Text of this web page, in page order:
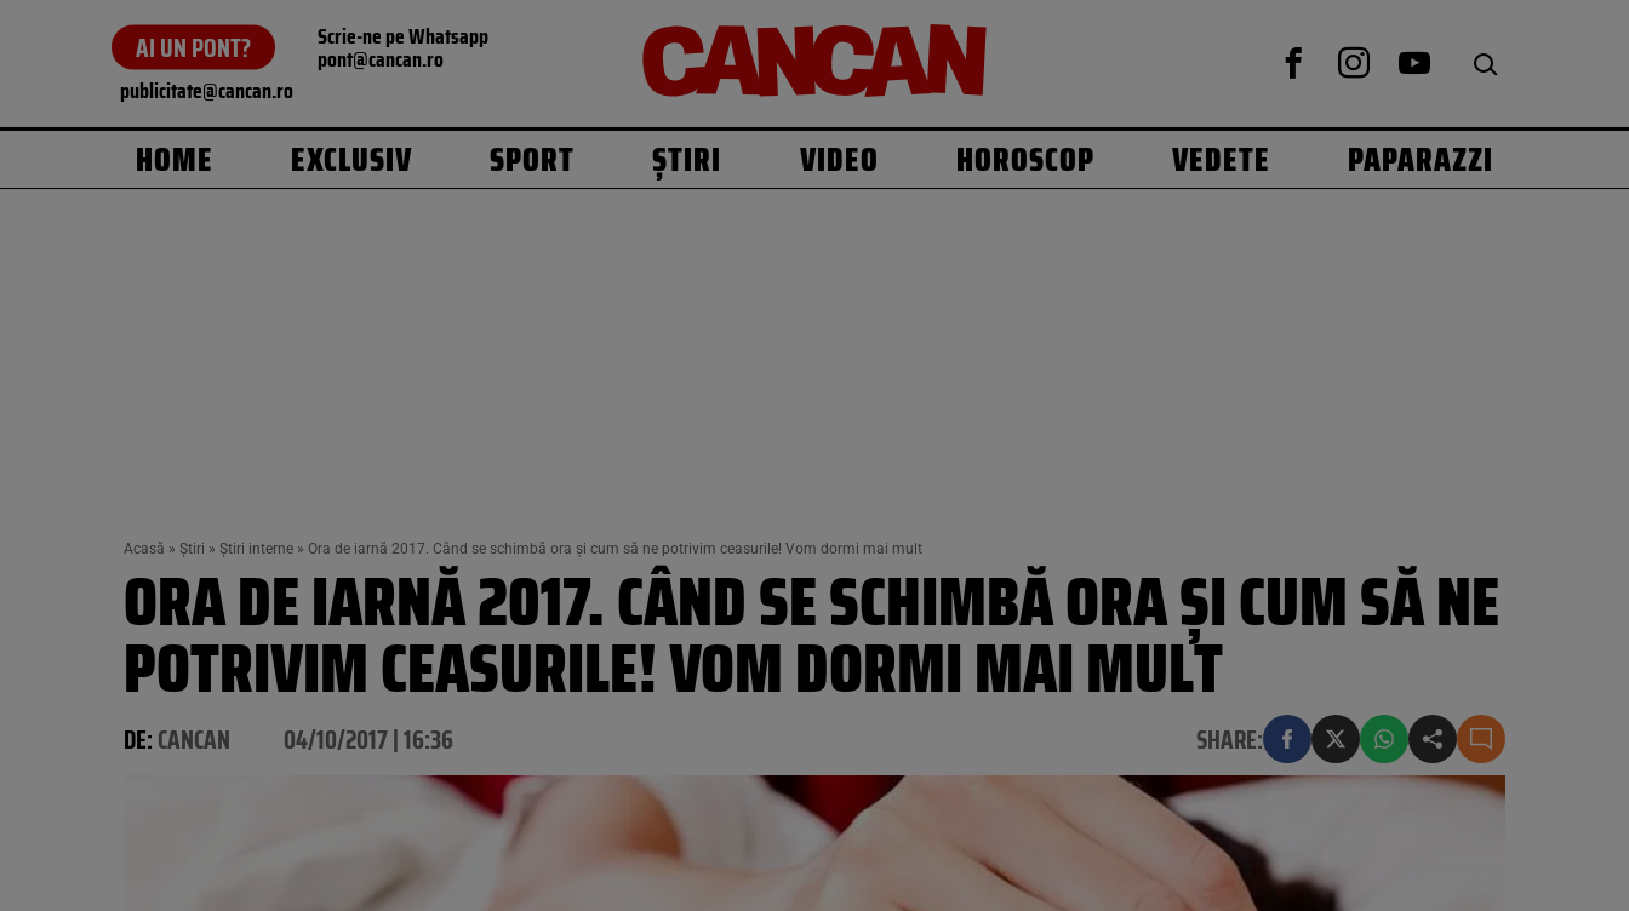
AI UN PONT? Scrie-ne pe Whatsapp
pont@cancan.ro
publicitate@cancan.ro
HOME EXCLUSIV SPORT ȘTIRI VIDEO HOROSCOP VEDETE PAPARAZZI
Acasă » Știri » Știri interne » Ora de iarnă 2017. Când se schimbă ora şi cum să ne potrivim ceasurile! Vom dormi mai mult
ORA DE IARNĂ 2017. CÂND SE SCHIMBĂ ORA ŞI CUM SĂ NE
POTRIVIM CEASURILE! VOM DORMI MAI MULT
DE:CANCAN 04/10/2017 | 16:36 SHARE: